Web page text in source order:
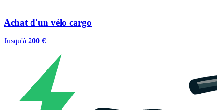
Achat d'un vélo cargo
Jusqu'à 200 €